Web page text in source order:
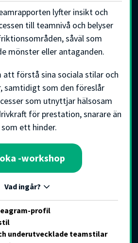
lyfter insikt och
till teamnivå och belyser
såväl som
mönster eller antaganden.
att förstå sina sociala stilar och
samtidigt som den föreslår
som utnyttjar hälsosam
för prestation, snarare än
som ett hinder.
-workshop
Vad ingår?
profil
underutvecklade teamstilar